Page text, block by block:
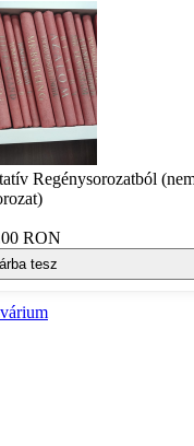
Regénysorozatból
RON
tesz